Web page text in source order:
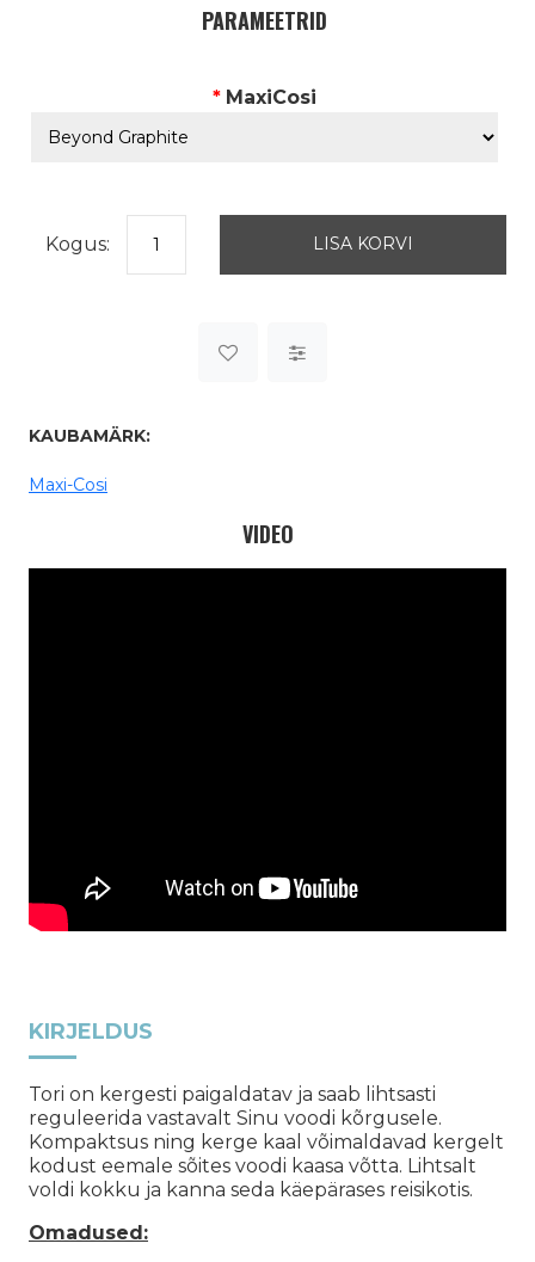
PARAMEETRID
* MaxiCosi
Kogus:
KAUBAMÄRK:
Maxi-Cosi
VIDEO
KIRJELDUS
Tori on kergesti paigaldatav ja saab lihtsasti
reguleerida vastavalt Sinu voodi kõrgusele.
Kompaktsus ning kerge kaal võimaldavad kergelt
kodust eemale sõites voodi kaasa võtta. Lihtsalt
voldi kokku ja kanna seda käepärases reisikotis.
Omadused: